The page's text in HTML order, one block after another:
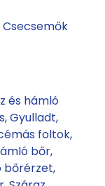
Csecsemők
és hámló
Gyulladt,
foltok
bőr
bőrérzet